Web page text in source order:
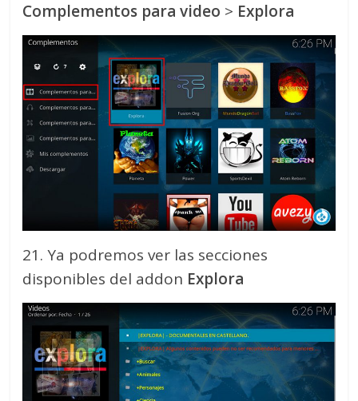
Complementos para video > Explora
21. Ya podremos ver las secciones
disponibles del addon Explora